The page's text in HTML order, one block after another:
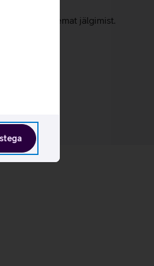
ja täpsemat jälgimist.